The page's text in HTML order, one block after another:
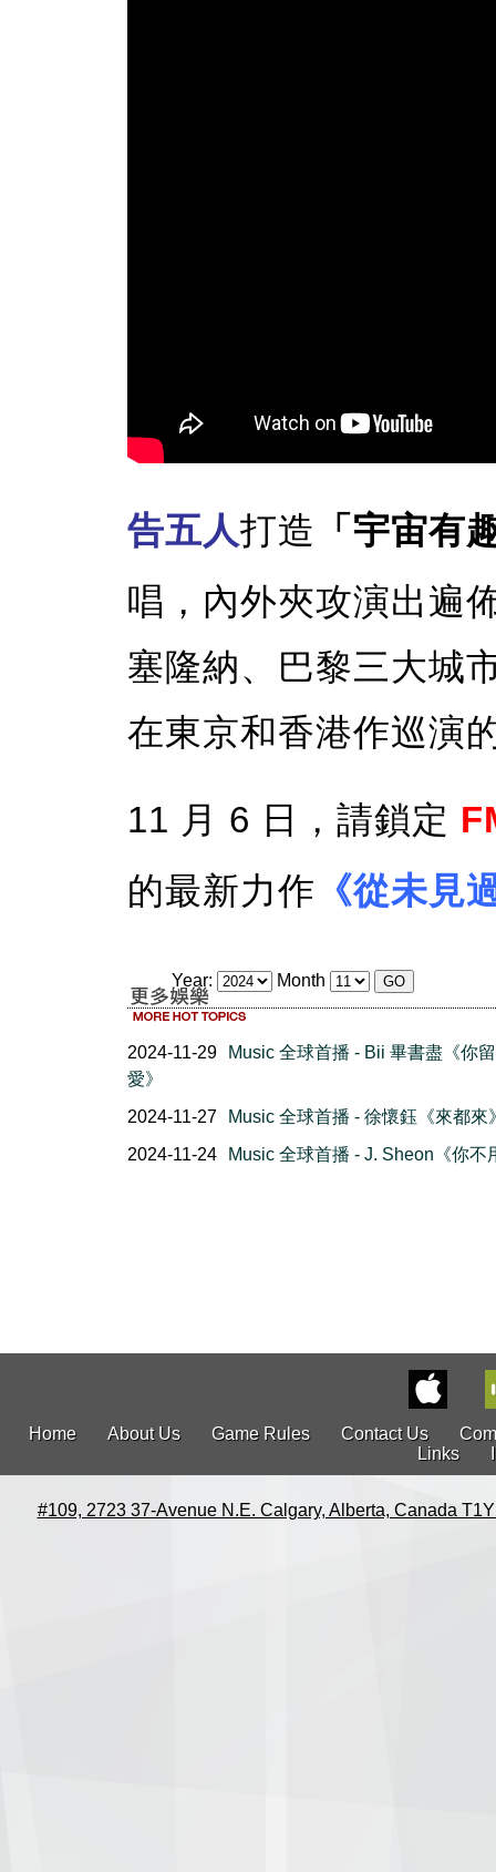
告五人打造 「宇宙有
唱，內外夾攻演出遍
塞隆納、巴黎三大城
在東京和香港作巡演
11 月 6 日，請鎖定
的最新力作 《從未見
Year: Month
2024-11-29
Music 全球首播 - Bii 畢書盡《你
愛》
2024-11-27
Music 全球首播 - 徐懷鈺《來都來
2024-11-24
Music 全球首播 - J. Sheon《你不
Home About Us Game Rules Contact Us
Links
#109, 2723 37-Avenue N.E. Calgary, Alberta, Canada